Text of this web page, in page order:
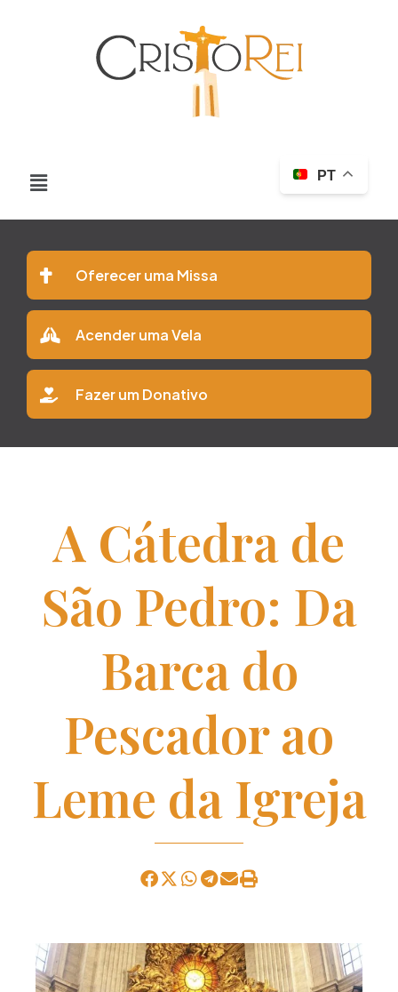
PT
Oferecer uma Missa
Acender uma Vela
Fazer um Donativo
A Cátedra de
São Pedro: Da
Barca do
Pescador ao
Leme da Igreja